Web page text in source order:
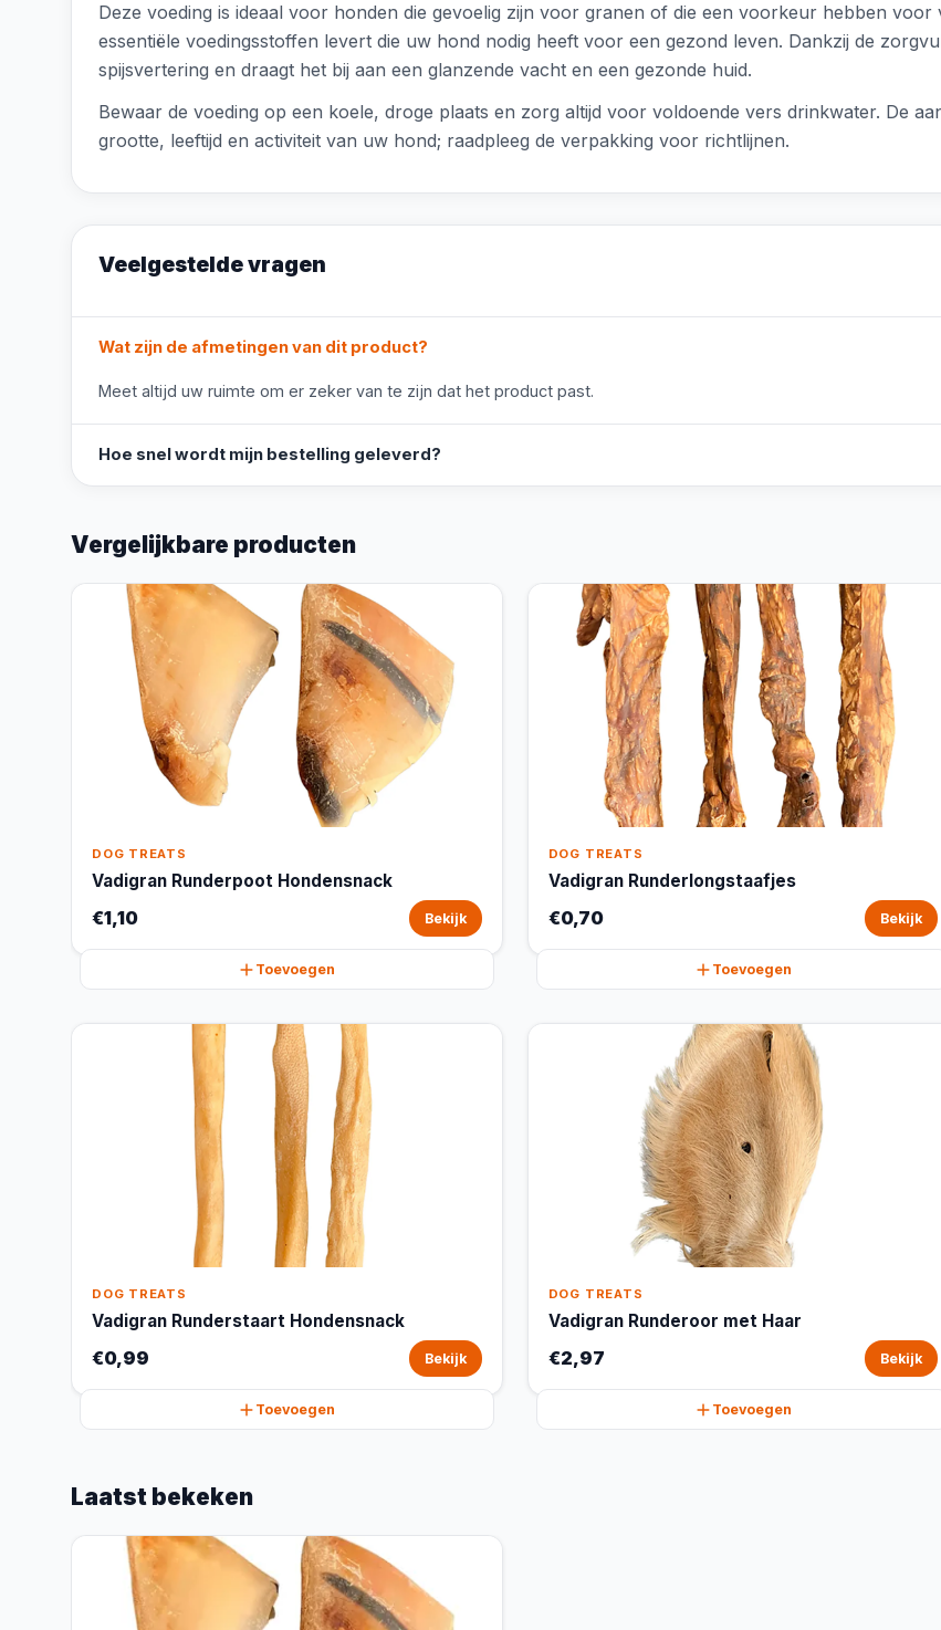
Deze voeding is ideaal voor honden die gevoelig zijn voor granen of die een voorkeur hebben voor
essentiële voedingsstoffen levert die uw hond nodig heeft voor een gezond leven. Dankzij de
spijsvertering en draagt het bij aan een glanzende vacht en een gezonde huid.
Bewaar de voeding op een koele, droge plaats en zorg altijd voor voldoende vers drinkwater. De
grootte, leeftijd en activiteit van uw hond; raadpleeg de verpakking voor richtlijnen.
Veelgestelde vragen
Wat zijn de afmetingen van dit product?
Meet altijd uw ruimte om er zeker van te zijn dat het product past.
Hoe snel wordt mijn bestelling geleverd?
Vergelijkbare producten
DOG TREATS
Vadigran Runderpoot Hondensnack
€1,10 Bekijk
Toevoegen
DOG TREATS
Vadigran Runderlongstaafjes
€0,70 Bekijk
Toevoegen
DOG TREATS
Vadigran Runderstaart Hondensnack
€0,99 Bekijk
Toevoegen
DOG TREATS
Vadigran Runderoor met Haar
€2,97 Bekijk
Toevoegen
Laatst bekeken